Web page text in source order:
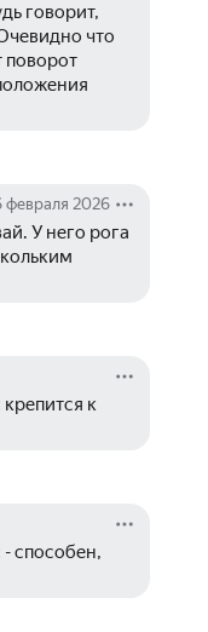
говорит,
что
поворот
февраля 2026
У него рога
к
способен,